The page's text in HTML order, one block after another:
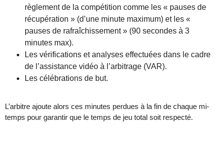
règlement de la compétition comme les « pauses de
récupération » (d’une minute maximum) et les «
pauses de rafraîchissement » (90 secondes à 3
minutes max).
Les vérifications et analyses effectuées dans le cadre
de l’assistance vidéo à l’arbitrage (VAR).
Les célébrations de but.
L’arbitre ajoute alors ces minutes perdues à la fin de chaque mi-
temps pour garantir que le temps de jeu total soit respecté.